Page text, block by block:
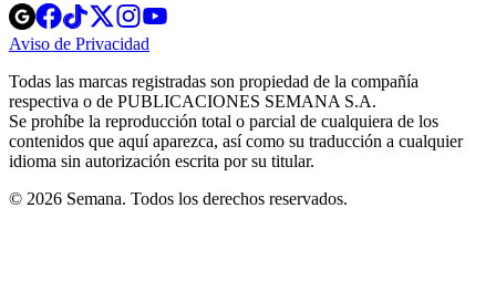
Opens
in
new
Opens
in
new
Opens
in
new
window
Opens
new
windowwindow
Aviso de Privacidad
new
window
Todas las marcas registradas son propiedad de la compañía
respectiva o de PUBLICACIONES SEMANA S.A.
Se prohíbe la reproducción total o parcial de cualquiera de los
contenidos que aquí aparezca, así como su traducción a cualquier
idioma sin autorización escrita por su titular.
© 2026 Semana. Todos los derechos reservados.